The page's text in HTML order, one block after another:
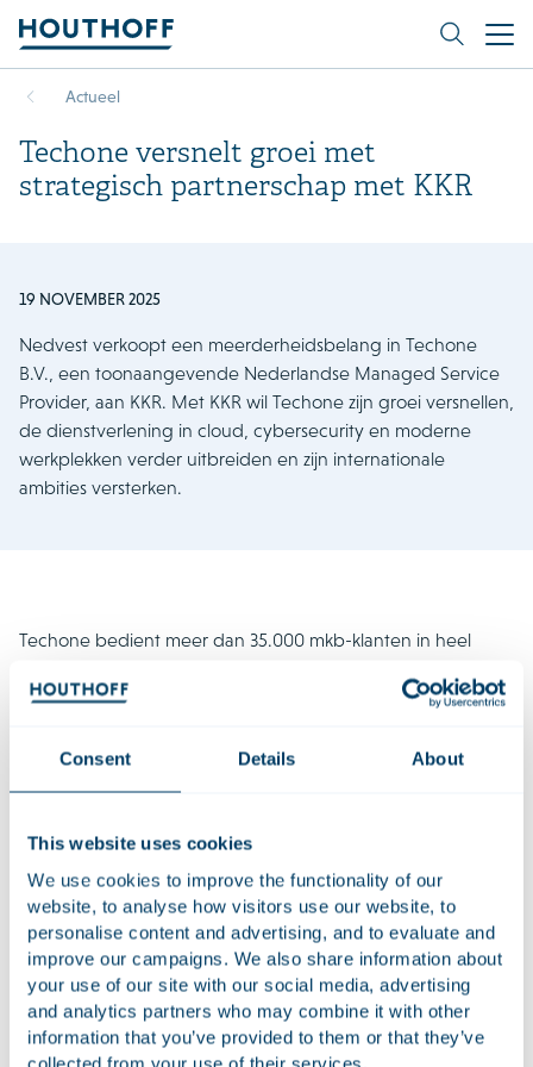
Consent Details About
This website uses cookies
We use cookies to improve the functionality of our
website, to analyse how visitors use our website, to
personalise content and advertising, and to evaluate and
improve our campaigns. We also share information about
your use of our site with our social media, advertising
and analytics partners who may combine it with other
information that you’ve provided to them or that they’ve
collected from your use of their services.
Actueel
Techone versnelt groei met
strategisch partnerschap met KKR
19 NOVEMBER 2025
Nedvest verkoopt een meerderheidsbelang in Techone
B.V., een toonaangevende Nederlandse Managed Service
Provider, aan KKR. Met KKR wil Techone zijn groei versnellen,
de dienstverlening in cloud, cybersecurity en moderne
werkplekken verder uitbreiden en zijn internationale
ambities versterken.
Techone bedient meer dan 35.000 mkb-klanten in heel
platform. Met de steun van Nedvest heeft Techone de
zijn aanbod en aanwezigheid heeft uitgebreid om zo aan
De voorgenomen transactie is nog onder voorbehoud van
begin volgend jaar verwacht.
Houthoff adviseerde Nedvest en Techone bij de verkoop
van Techone B.V. aan KKR. Het team, onder leiding van
Michiel Pannekoek en Philip van der Eijk, bestond uit Ivar
Brouwer, Daniël Stuijt, Daniëla van Noort, Sam Vermeeren,
Benjamin Houtackers, Jasmijn Harms, Zinke Lansink, Romy